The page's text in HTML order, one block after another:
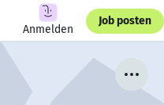
Anmelden
Job posten